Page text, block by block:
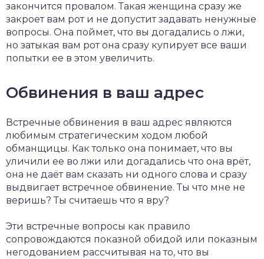
закончится провалом. Такая женщина сразу же
закроет вам рот и не допустит задавать ненужные
вопросы. Она поймет, что вы догадались о лжи,
но затыкая вам рот она сразу купирует все ваши
попытки ее в этом увеличить.
Обвинения в ваш адрес
Встречные обвинения в ваш адрес являются
любимым стратегическим ходом любой
обманщицы. Как только она понимает, что вы
уличили ее во лжи или догадались что она врёт,
она не даёт вам сказать ни одного слова и сразу
выдвигает встречное обвинение. Ты что мне не
веришь? Ты считаешь что я вру?
Эти встречные вопросы как правило
сопровождаются показной обидой или показным
негодованием рассчитывая на то, что вы